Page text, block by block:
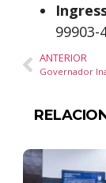
99903-
ANTERIOR